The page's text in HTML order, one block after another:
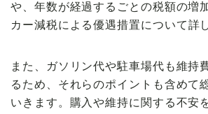
や、年数が経過するごとの税額の増
カー減税による優遇措置について詳
また、ガソリン代や駐車場代も維持
るため、それらのポイントも含めて
いきます。購入や維持に関する不安